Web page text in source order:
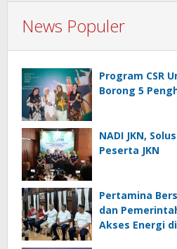
News Populer
Program CSR
Borong 5
NADI JKN,
Peserta JKN
Pertamina
dan
Akses Energi